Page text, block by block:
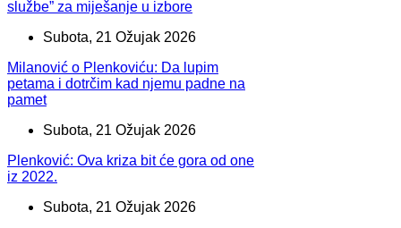
službe” za miješanje u izbore
Subota, 21 Ožujak 2026
Milanović o Plenkoviću: Da lupim
petama i dotrčim kad njemu padne na
pamet
Subota, 21 Ožujak 2026
Plenković: Ova kriza bit će gora od one
iz 2022.
Subota, 21 Ožujak 2026